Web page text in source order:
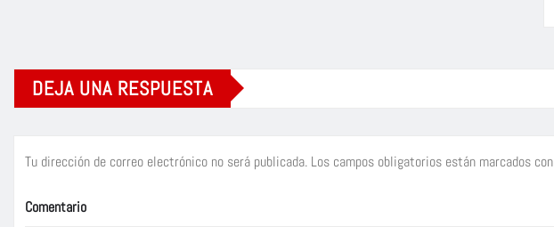
DEJA UNA RESPUESTA
Tu dirección de correo electrónico no será publicada. Los campos obligatorios están marcados con
Comentario